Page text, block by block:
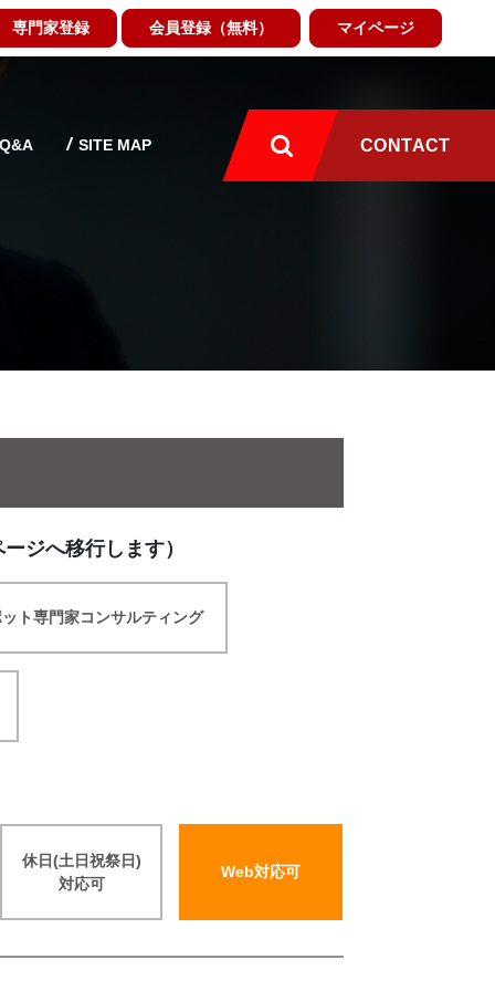
専門家登録 会員登録（無料） マイページ
Q&A SITE MAP CONTACT
ジへ移行します）
ット専門家コンサルティング
休日(土日祝祭日)
対応可
Web対応可